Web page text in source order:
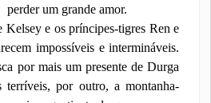
perder um grande amor.
Kelsey e os príncipes-tigres Ren e
impossíveis e intermináveis.
por mais um presente de Durga
terríveis, por outro, a montanha-